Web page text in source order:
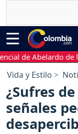
Abelardo de la
Vida y Estilo
¿Sufres
señales